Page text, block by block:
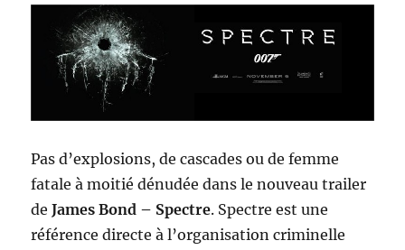
Pas d’explosions, de cascades ou de femme
fatale à moitié dénudée dans le nouveau trailer
deJames Bond – Spectre. Spectre est une
référence directe à l’organisation criminelle